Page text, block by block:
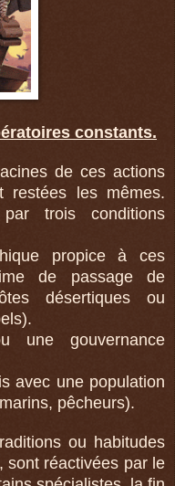
constants.
de ces actions
restées les mêmes.
par trois conditions
propice à ces
de passage de
désertiques ou
une gouvernance
avec une population
pêcheurs).
ou habitudes
sont réactivées par le